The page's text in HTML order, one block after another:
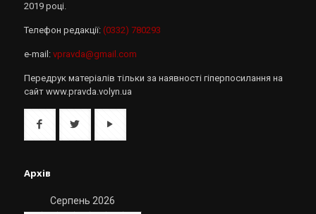
2019 році.
Телефон редакції: (0332) 780293
e-mail: vpravda@gmail.com
Передрук матеріалів тільки за наявності гіперпосилання на
сайт www.pravda.volyn.ua
Архів
Серпень 2026